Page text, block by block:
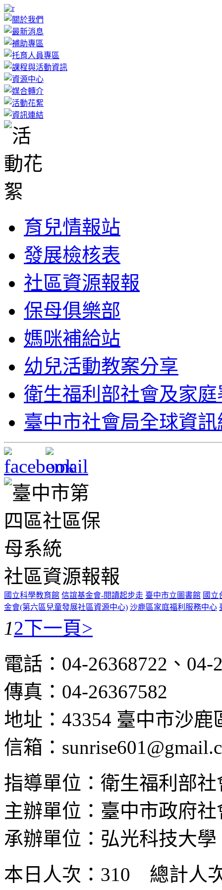
育兒情報站
發展檢核表
社區資源報報
保母俱樂部
媽咪補給站
幼兒活動教案分享
衛生福利部社會及家
臺中市社會局全球資訊
社區資源報報
國立科學教育館 信誼基金會-閱讀起步走 臺中市立圖書館 國立
金會(第六區兒童發展社區資源中心) 沙鹿區家庭福利服務中心
12下一頁>
電話：04-26368722、04-
傳真：04-26367582
地址：43354 臺中市沙鹿
信箱：
指導單位：衛生福利部
主辦單位：臺中市政府社
承辦單位：弘光科技大學
本日人次：310 總計人